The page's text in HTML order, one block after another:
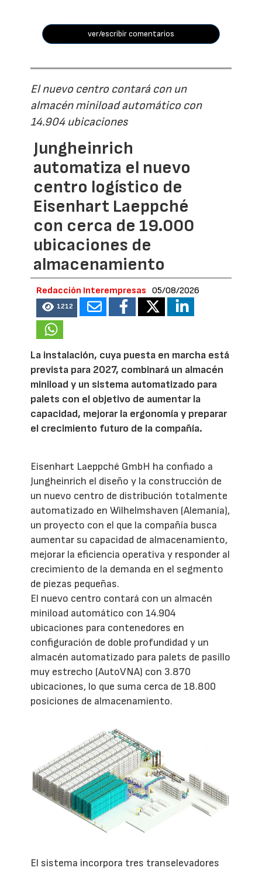
ver/escribir comentarios
El nuevo centro contará con un
almacén miniload automático con
14.904 ubicaciones
Jungheinrich
automatiza el nuevo
centro logístico de
Eisenhart Laeppché
con cerca de 19.000
ubicaciones de
almacenamiento
Redacción Interempresas 05/08/2026
1212
La instalación, cuya puesta en marcha está
prevista para 2027, combinará un almacén
miniload y un sistema automatizado para
palets con el objetivo de aumentar la
capacidad, mejorar la ergonomía y preparar
el crecimiento futuro de la compañía.
Eisenhart Laeppché GmbH ha confiado a
Jungheinrich el diseño y la construcción de
un nuevo centro de distribución totalmente
automatizado en Wilhelmshaven (Alemania),
un proyecto con el que la compañía busca
aumentar su capacidad de almacenamiento,
mejorar la eficiencia operativa y responder al
crecimiento de la demanda en el segmento
de piezas pequeñas.
El nuevo centro contará con un almacén
miniload automático con 14.904
ubicaciones para contenedores en
configuración de doble profundidad y un
almacén automatizado para palets de pasillo
muy estrecho (AutoVNA) con 3.870
ubicaciones, lo que suma cerca de 18.800
posiciones de almacenamiento.
El sistema incorpora tres transelevadores